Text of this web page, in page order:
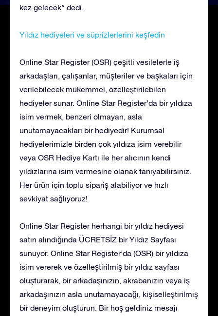
kez gelecek” dedi.
Yıldız hediyeleri ve süprizlerlerini keşfedin
Online Star Register (OSR) çeşitli vesilelerle iş
arkadaşları, çalışanlar, müşteriler ve başkaları için
verilebilecek mükemmel, özelleştirilebilen
hediyeler sunar. Online Star Register’da bir yıldıza
isim vermek, benzeri olmayan, asla
unutamayacakları bir hediyedir! Kurumsal
hediyelerimizle birden çok yıldıza isim verebilir
veya OSR Hediye Kartı ile her alıcının kendi
yıldızlarına isim vermesine olanak tanıyabilirsiniz.
Her ürün için toplu sipariş alabiliyor ve hızlı
sevkiyat sağlıyoruz!
Online Star Register herhangi bir yıldız hediyesi
satın alındığında ÜCRETSİZ bir Yıldız Sayfası
sunuyor. Online Star Register’da (OSR) bir yıldıza
isim vererek ve özelleştirilmiş bir yıldız sayfası
oluşturarak, bir arkadaşınızın, akrabanızın veya iş
arkadaşınızın asla unutamayacağı, kişiselleştirilmiş
bir deneyim oluşturun. Bir hoş geldiniz mesajı